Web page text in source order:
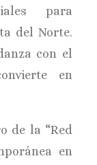
para
del Norte.
con el
en
de la “Red
en